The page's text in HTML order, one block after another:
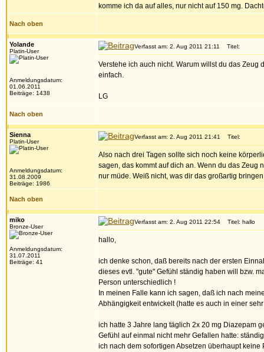
komme ich da auf alles, nur nicht auf 150 mg.
Nach oben
Yolande
Platin-User
Anmeldungsdatum:
01.06.2011
Beiträge: 1438
Verfasst am: 2. Aug 2011 21:11 Titel:
Verstehe ich auch nicht. Warum willst du das
einfach.
LG
Nach oben
Sienna
Platin-User
Anmeldungsdatum:
31.08.2009
Beiträge: 1986
Verfasst am: 2. Aug 2011 21:41 Titel:
Also nach drei Tagen sollte sich noch keine
sagen, das kommt auf dich an. Wenn du das Zeug
nur müde. Weiß nicht, was dir das großartig
Nach oben
miko
Bronze-User
Anmeldungsdatum:
31.07.2011
Beiträge: 41
Verfasst am: 2. Aug 2011 22:54 Titel: hallo
hallo,
ich denke schon, daß bereits nach der ersten
dieses evtl. "gute" Gefühl ständig haben will bzw.
Person unterschiedlich !
In meinen Falle kann ich sagen, daß ich nach
Abhängigkeit entwickelt (hatte es auch in einer
ich hatte 3 Jahre lang täglich 2x 20 mg Diazepam
Gefühl auf einmal nicht mehr Gefallen hatte:
ich nach dem sofortigen Absetzen überhaupt